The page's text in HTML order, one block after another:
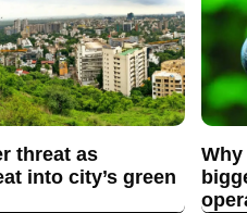
threat as
into city’s green